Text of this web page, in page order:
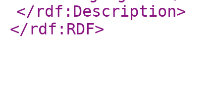
</rdf:Description>
</rdf:RDF>